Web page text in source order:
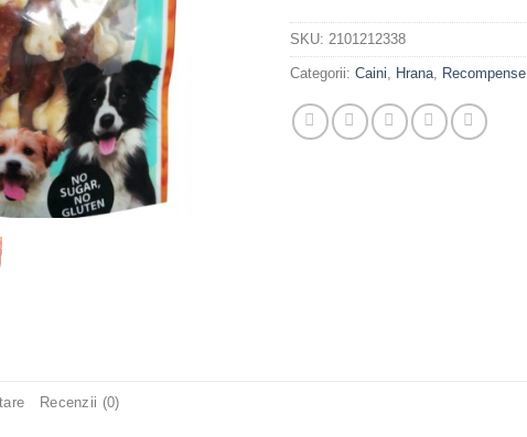
SKU: 2101212338
Categorii: Caini Hrana Recompense
Recenzii (0)